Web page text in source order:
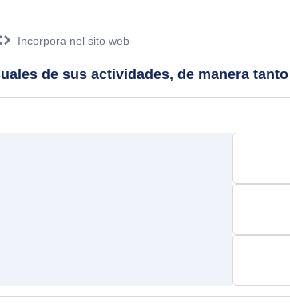
Incorpora nel sito web
de sus actividades, de manera